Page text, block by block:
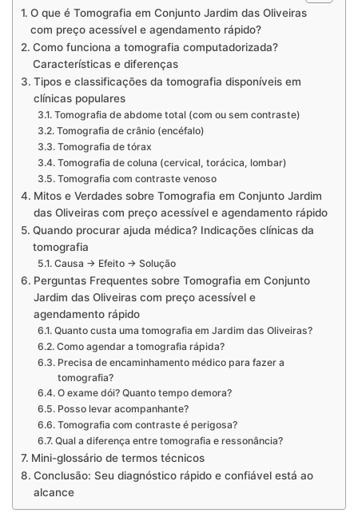
O que é Tomografia em Conjunto Jardim das Oliveiras
com preço acessível e agendamento rápido?
Como funciona a tomografia computadorizada?
Características e diferenças
Tipos e classificações da tomografia disponíveis em
clínicas populares
Tomografia de abdome total (com ou sem contraste)
Tomografia de crânio (encéfalo)
Tomografia de tórax
Tomografia de coluna (cervical, torácica, lombar)
Tomografia com contraste venoso
Mitos e Verdades sobre Tomografia em Conjunto Jardim
das Oliveiras com preço acessível e agendamento rápido
Quando procurar ajuda médica? Indicações clínicas da
tomografia
Causa → Efeito → Solução
Perguntas Frequentes sobre Tomografia em Conjunto
Jardim das Oliveiras com preço acessível e
agendamento rápido
Quanto custa uma tomografia em Jardim das Oliveiras?
Como agendar a tomografia rápida?
Precisa de encaminhamento médico para fazer a
tomografia?
O exame dói? Quanto tempo demora?
Posso levar acompanhante?
Tomografia com contraste é perigosa?
Qual a diferença entre tomografia e ressonância?
Mini-glossário de termos técnicos
Conclusão: Seu diagnóstico rápido e confiável está ao
alcance